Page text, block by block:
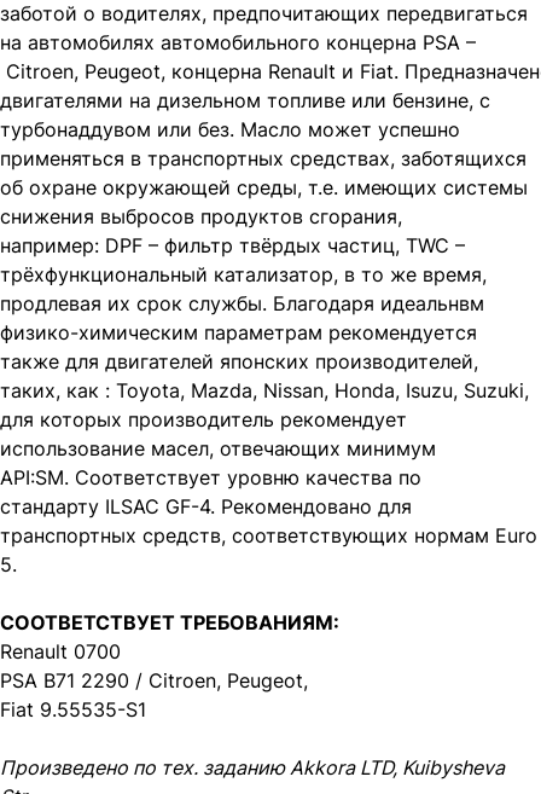
заботой о водителях, предпочитающих передвигаться
на автомобилях автомобильного концерна PSA –
Citroen, Peugeot, концерна Renault и Fiat.
двигателями на дизельном топливе или бензине, с
турбонаддувом или без. Масло может успешно
применяться в транспортных средствах, заботящихся
об охране окружающей среды, т.е. имеющих системы
снижения выбросов продуктов сгорания,
например: DPF – фильтр твёрдых частиц, TWC –
трёхфункциональный катализатор, в то же время,
продлевая их срок службы. Благодаря идеальнвм
физико-химическим параметрам рекомендуется
также для двигателей японских производителей,
таких, как : Toyota, Mazda, Nissan, Honda, Isuzu, Suzuki,
для которых производитель рекомендует
использование масел, отвечающих минимум
API:SM. Соответствует уровню качества по
стандарту ILSAC GF-4. Рекомендовано для
транспортных средств, соответствующих нормам Euro
5.
СООТВЕТСТВУЕТ ТРЕБОВАНИЯМ:
Renault 0700
PSA B71 2290 / Citroen, Peugeot,
Fiat 9.55535-S1
Произведено по тех. заданию Akkora LTD, Kuibysheva